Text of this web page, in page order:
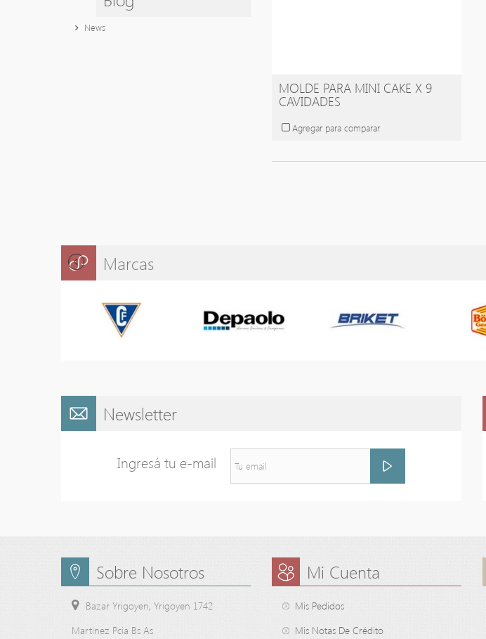
News
MOLDE PARA MINI CAKE X 9
CAVIDADES
Agregar para comparar
Marcas
Newsletter
Ingresá tu e-mail
Sobre Nosotros
Bazar Yrigoyen, Yrigoyen 1742
Martinez Pcia Bs As
Mi Cuenta
Mis Pedidos
Mis Notas De Crédito